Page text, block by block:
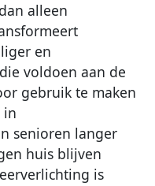
alleen
en
voldoen aan de
gebruik te maken
in
senioren langer
huis blijven
is